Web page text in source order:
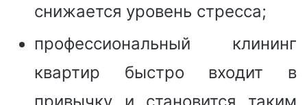
снижается уровень стресса;
профессиональный клининг
квартир быстро входит в